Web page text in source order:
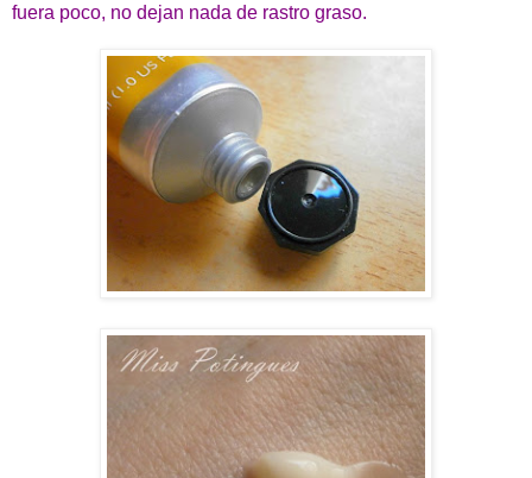
fuera poco, no dejan nada de rastro graso.